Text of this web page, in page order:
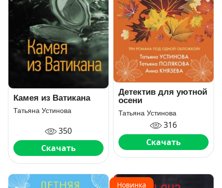
Камея из Ватикана
Татьяна Устинова
350
Скачать
Детектив для уютной
осени
Татьяна Устинова
316
Скачать
Новинка